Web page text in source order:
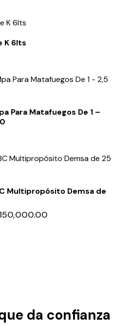
K 6lts
Para Matafuegos De 1 –
Multipropósito Demsa de
150,000.00
da confianza